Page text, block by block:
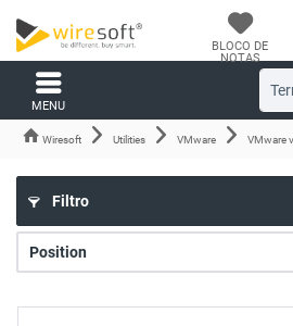
BLOCO DE
NOTAS
MENU
Wiresoft Utilities VMware VMware
Filtro